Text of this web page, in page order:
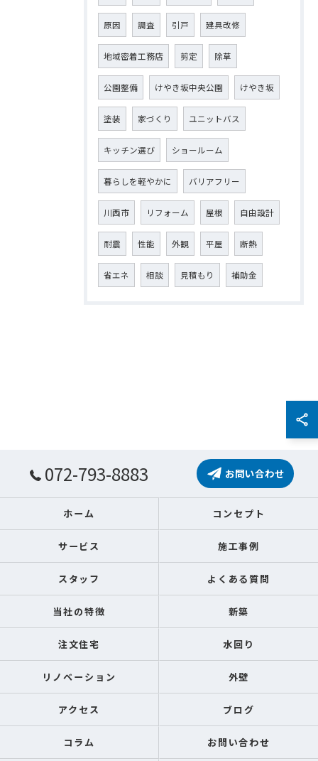
原因 調査 引戸 建具改修
地域密着工務店 剪定 除草
公園整備 けやき坂中央公園 けやき坂
塗装 家づくり ユニットバス
キッチン選び ショールーム
暮らしを軽やかに バリアフリー
川西市 リフォーム 屋根 自由設計
耐震 性能 外観 平屋 断熱
省エネ 相談 見積もり 補助金
072-793-8883 お問い合わせ
ホーム コンセプト
サービス 施工事例
スタッフ よくある質問
当社の特徴 新築
注文住宅 水回り
リノベーション 外壁
アクセス ブログ
コラム お問い合わせ